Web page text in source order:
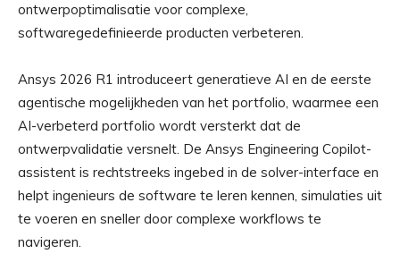
ontwerpoptimalisatie voor complexe,
softwaregedefinieerde producten verbeteren.
Ansys 2026 R1 introduceert generatieve AI en de eerste
agentische mogelijkheden van het portfolio, waarmee een
AI-verbeterd portfolio wordt versterkt dat de
ontwerpvalidatie versnelt. De Ansys Engineering Copilot-
assistent is rechtstreeks ingebed in de solver-interface en
helpt ingenieurs de software te leren kennen, simulaties uit
te voeren en sneller door complexe workflows te
navigeren.